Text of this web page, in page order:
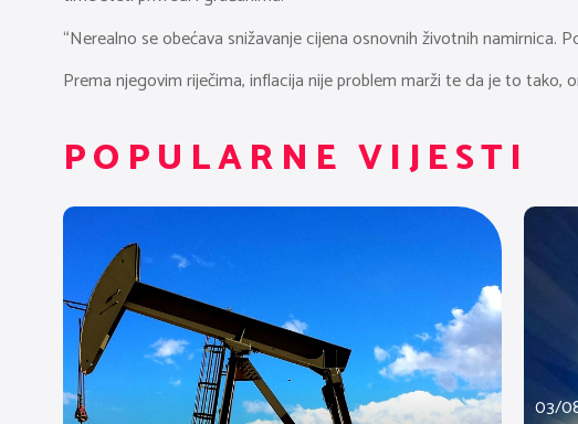
“Nerealno se obećava snižavanje cijena osnovnih životnih namirnica.
Prema njegovim riječima, inflacija nije problem marži te da je to tako,
POPULARNE VIJESTI
03/